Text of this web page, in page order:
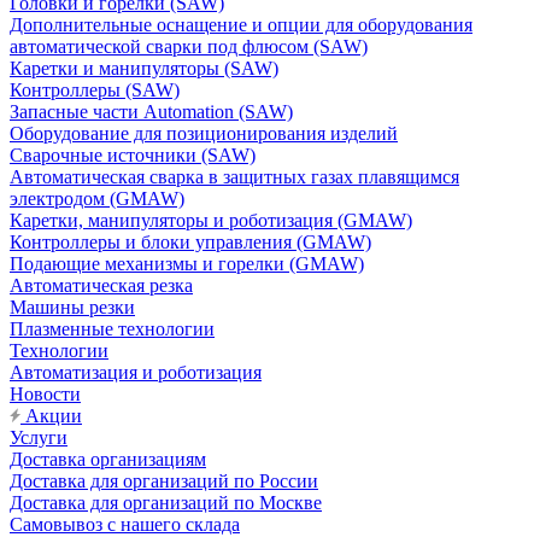
Дополнительные оснащение и опции для оборудования
автоматической сварки под флюсом (SAW)
Каретки и манипуляторы (SAW)
Контроллеры (SAW)
Запасные части Automation (SAW)
Оборудование для позиционирования изделий
Сварочные источники (SAW)
Автоматическая сварка в защитных газах плавящимся
электродом (GMAW)
Каретки, манипуляторы и роботизация (GMAW)
Контроллеры и блоки управления (GMAW)
Подающие механизмы и горелки (GMAW)
Автоматическая резка
Машины резки
Плазменные технологии
Технологии
Автоматизация и роботизация
Новости
Акции
Услуги
Доставка организациям
Доставка для организаций по России
Доставка для организаций по Москве
Самовывоз с нашего склада